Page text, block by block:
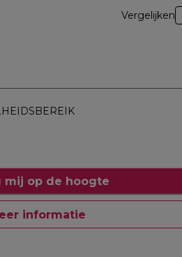
Vergelijken
mij op de hoogte
informatie